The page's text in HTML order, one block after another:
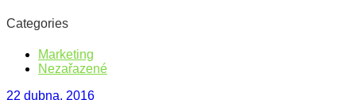
Categories
Marketing
Nezařazené
22 dubna, 2016